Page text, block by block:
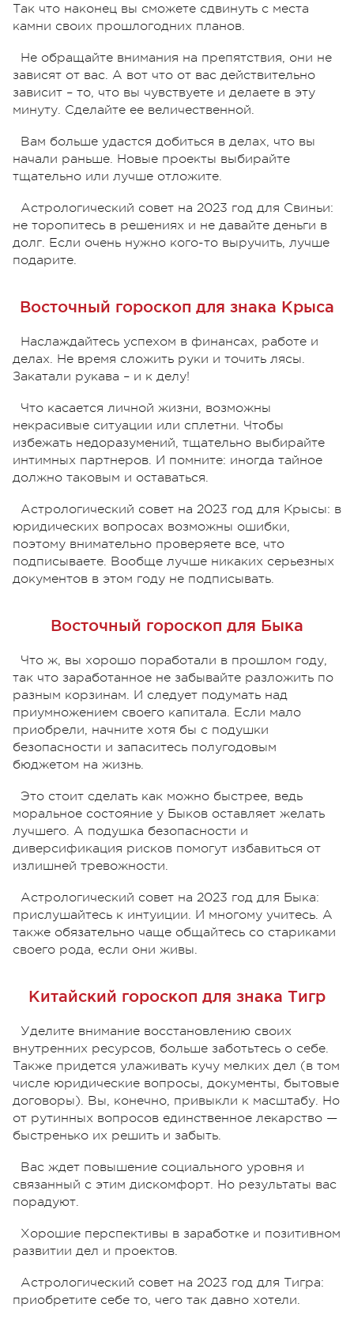
Так что наконец вы сможете сдвинуть с места
камни своих прошлогодних планов.
Не обращайте внимания на препятствия, они не
зависят от вас. А вот что от вас действительно
зависит – то, что вы чувствуете и делаете в эту
минуту. Сделайте ее величественной.
Вам больше удастся добиться в делах, что вы
начали раньше. Новые проекты выбирайте
тщательно или лучше отложите.
Астрологический совет на 2023 год для Свиньи:
не торопитесь в решениях и не давайте деньги в
долг. Если очень нужно кого-то выручить, лучше
подарите.
Восточный гороскоп для знака Крыса
Наслаждайтесь успехом в финансах, работе и
делах. Не время сложить руки и точить лясы.
Закатали рукава – и к делу!
Что касается личной жизни, возможны
некрасивые ситуации или сплетни. Чтобы
избежать недоразумений, тщательно выбирайте
интимных партнеров. И помните: иногда тайное
должно таковым и оставаться.
Астрологический совет на 2023 год для Крысы: в
юридических вопросах возможны ошибки,
поэтому внимательно проверяете все, что
подписываете. Вообще лучше никаких серьезных
документов в этом году не подписывать.
Восточный гороскоп для Быка
Что ж, вы хорошо поработали в прошлом году,
так что заработанное не забывайте разложить по
разным корзинам. И следует подумать над
приумножением своего капитала. Если мало
приобрели, начните хотя бы с подушки
безопасности и запаситесь полугодовым
бюджетом на жизнь.
Это стоит сделать как можно быстрее, ведь
моральное состояние у Быков оставляет желать
лучшего. А подушка безопасности и
диверсификация рисков помогут избавиться от
излишней тревожности.
Астрологический совет на 2023 год для Быка:
прислушайтесь к интуиции. И многому учитесь. А
также обязательно чаще общайтесь со стариками
своего рода, если они живы.
Китайский гороскоп для знака Тигр
Уделите внимание восстановлению своих
внутренних ресурсов, больше заботьтесь о себе.
Также придется улаживать кучу мелких дел (в том
числе юридические вопросы, документы, бытовые
договоры). Вы, конечно, привыкли к масштабу. Но
от рутинных вопросов единственное лекарство —
быстренько их решить и забыть.
Вас ждет повышение социального уровня и
связанный с этим дискомфорт. Но результаты вас
порадуют.
Хорошие перспективы в заработке и позитивном
развитии дел и проектов.
Астрологический совет на 2023 год для Тигра:
приобретите себе то, чего так давно хотели.